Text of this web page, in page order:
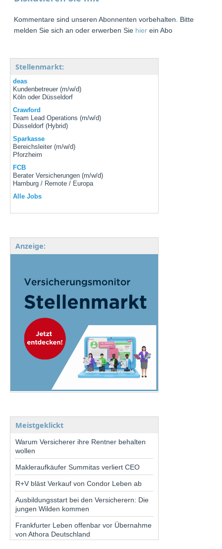
Kommentare sind unseren Abonnenten vorbehalten. Bitte
melden Sie sich an oder erwerben Sie hier ein Abo
Stellenmarkt:
deas
Kundenbetreuer (m/w/d)
Köln oder Düsseldorf
Crawford
Team Lead Operations (m/w/d)
Düsseldorf (Hybrid)
Sparkasse
Bereichsleiter (m/w/d)
Pforzheim
FCB
Berater Versicherungen (m/w/d)
Hamburg / Remote / Europa
Alle Jobs
Anzeige:
Meistgeklickt
Warum Versicherer ihre Rentner behalten
wollen
Makleraufkäufer Summitas verliert CEO
R+V bläst Verkauf von Condor Leben ab
Ausbildungsstart bei den Versicherern: Die
jungen Wilden kommen
Frankfurter Leben offenbar vor Übernahme
von Athora Deutschland